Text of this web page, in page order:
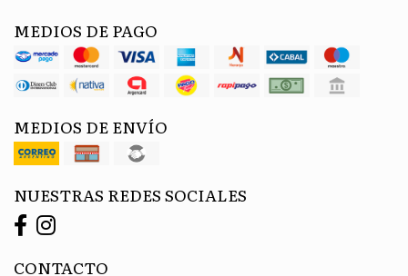
MEDIOS DE PAGO
MEDIOS DE ENVÍO
NUESTRAS REDES SOCIALES
CONTACTO